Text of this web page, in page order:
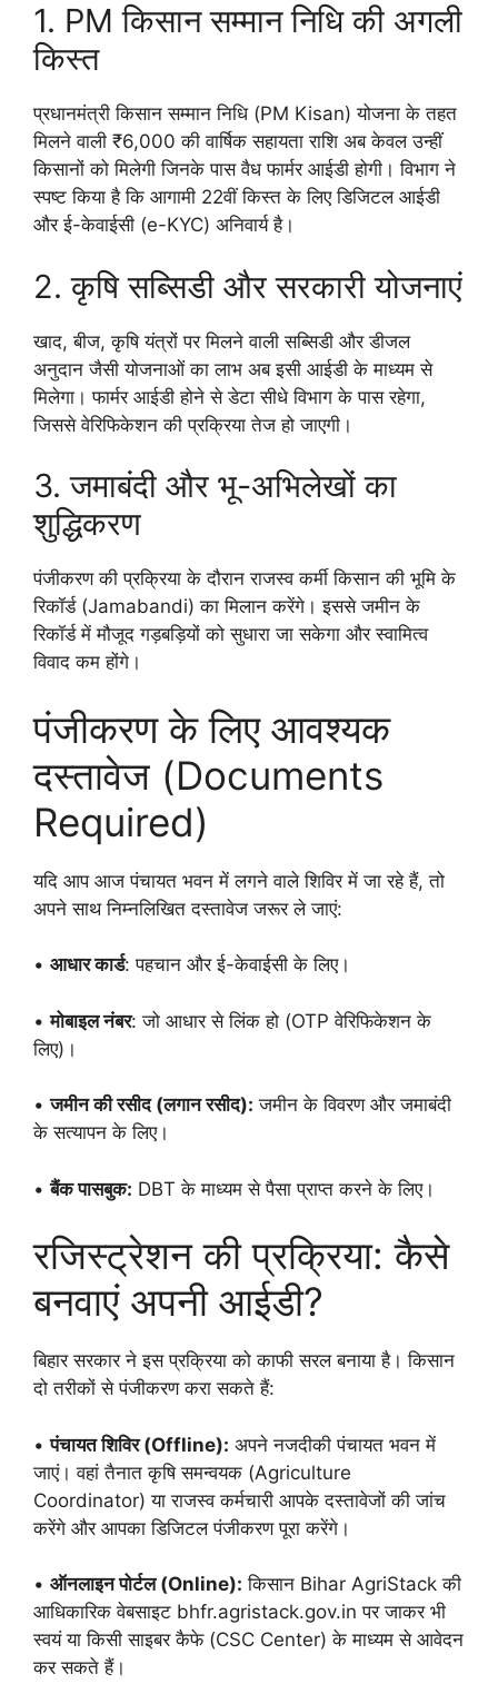
1. PM किसान सम्मान निधि की अगली
किस्त
प्रधानमंत्री किसान सम्मान निधि (PM Kisan) योजना के तहत
मिलने वाली ₹6,000 की वार्षिक सहायता राशि अब केवल उन्हीं
किसानों को मिलेगी जिनके पास वैध फार्मर आईडी होगी। विभाग ने
स्पष्ट किया है कि आगामी 22वीं किस्त के लिए डिजिटल आईडी
और ई-केवाईसी (e-KYC) अनिवार्य है।
2. कृषि सब्सिडी और सरकारी योजनाएं
खाद, बीज, कृषि यंत्रों पर मिलने वाली सब्सिडी और डीजल
अनुदान जैसी योजनाओं का लाभ अब इसी आईडी के माध्यम से
मिलेगा। फार्मर आईडी होने से डेटा सीधे विभाग के पास रहेगा,
जिससे वेरिफिकेशन की प्रक्रिया तेज हो जाएगी।
3. जमाबंदी और भू-अभिलेखों का
शुद्धिकरण
पंजीकरण की प्रक्रिया के दौरान राजस्व कर्मी किसान की भूमि के
रिकॉर्ड (Jamabandi) का मिलान करेंगे। इससे जमीन के
रिकॉर्ड में मौजूद गड़बड़ियों को सुधारा जा सकेगा और स्वामित्व
विवाद कम होंगे।
पंजीकरण के लिए आवश्यक
दस्तावेज (Documents
Required)
यदि आप आज पंचायत भवन में लगने वाले शिविर में जा रहे हैं, तो
अपने साथ निम्नलिखित दस्तावेज जरूर ले जाएं:
• आधार कार्ड: पहचान और ई-केवाईसी के लिए।
•मोबाइल नंबर: जो आधार से लिंक हो (OTP वेरिफिकेशन के
लिए)।
•जमीन की रसीद (लगान रसीद): जमीन के विवरण और जमाबंदी
के सत्यापन के लिए।
•बैंक पासबुक: DBT के माध्यम से पैसा प्राप्त करने के लिए।
रजिस्ट्रेशन की प्रक्रिया: कैसे
बनवाएं अपनी आईडी?
बिहार सरकार ने इस प्रक्रिया को काफी सरल बनाया है। किसान
दो तरीकों से पंजीकरण करा सकते हैं:
•पंचायत शिविर (Offline): अपने नजदीकी पंचायत भवन में
जाएं। वहां तैनात कृषि समन्वयक (Agriculture
Coordinator) या राजस्व कर्मचारी आपके दस्तावेजों की जांच
करेंगे और आपका डिजिटल पंजीकरण पूरा करेंगे।
• ऑनलाइन पोर्टल (Online): किसान Bihar AgriStack की
आधिकारिक वेबसाइट bhfr.agristack.gov.in पर जाकर भी
स्वयं या किसी साइबर कैफे (CSC Center) के माध्यम से आवेदन
कर सकते हैं।